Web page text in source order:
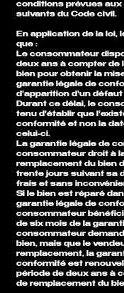
conditions prévues aux
suivants du Code civil.
En application de la loi,
que :
Le consommateur
deux ans à compter de
bien pour obtenir la
garantie légale de
d'apparition d'un
Durant ce délai, le
tenu d'établir que
conformité et non la
celui-ci.
La garantie légale de
consommateur droit à
remplacement du bien
trente jours suivant sa
frais et sans
Si le bien est réparé
garantie légale de
consommateur
de six mois de la
consommateur
bien, mais que le
remplacement, la
conformité est
période de deux ans à
de remplacement du